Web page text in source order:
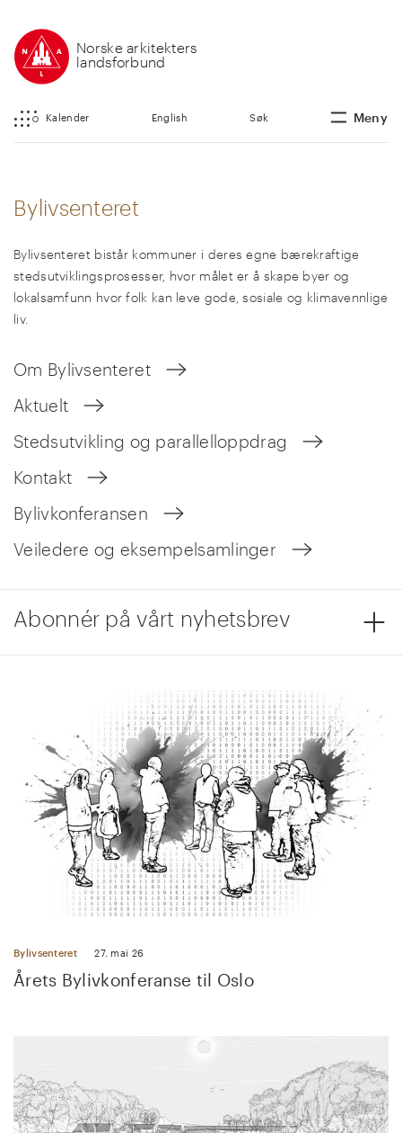
Norske arkitekters
landsforbund
Kalender English Søk Meny
Bylivsenteret
Bylivsenteret bistår kommuner i deres egne bærekraftige
stedsutviklingsprosesser, hvor målet er å skape byer og
lokalsamfunn hvor folk kan leve gode, sosiale og klimavennlige
liv.
Om Bylivsenteret
Aktuelt
Stedsutvikling og parallelloppdrag
Kontakt
Bylivkonferansen
Veiledere og eksempelsamlinger
Abonnér på vårt nyhetsbrev
Bylivsenteret 27. mai 26
Årets Bylivkonferanse til Oslo